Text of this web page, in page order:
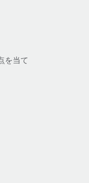
を当て